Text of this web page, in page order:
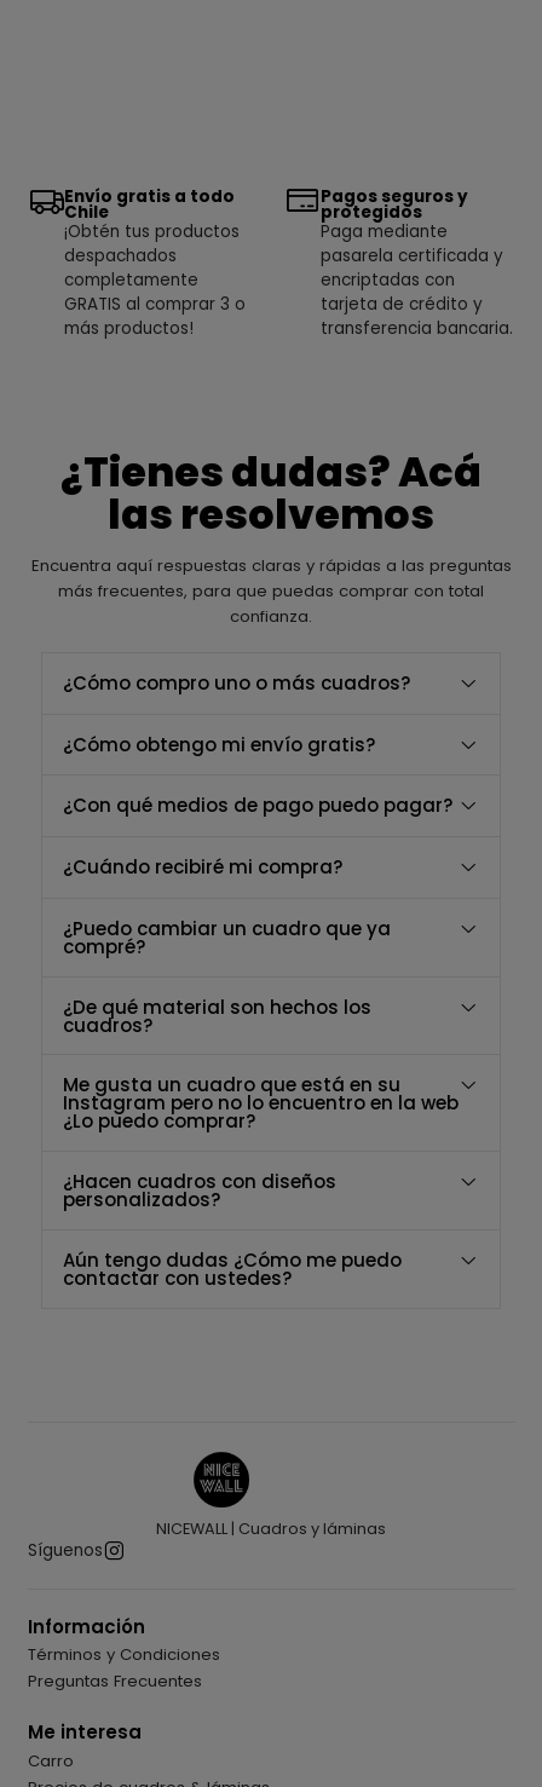
Envío gratis a todo
Chile
¡Obtén tus productos
despachados
completamente
GRATIS al comprar 3 o
más productos!
Pagos seguros y
protegidos
Paga mediante
pasarela certificada y
encriptadas con
tarjeta de crédito y
transferencia bancaria.
¿Tienes dudas? Acá
las resolvemos
Encuentra aquí respuestas claras y rápidas a las preguntas
más frecuentes, para que puedas comprar con total
confianza.
¿Cómo compro uno o más cuadros?
¿Cómo obtengo mi envío gratis?
¿Con qué medios de pago puedo pagar?
¿Cuándo recibiré mi compra?
¿Puedo cambiar un cuadro que ya
compré?
¿De qué material son hechos los
cuadros?
Me gusta un cuadro que está en su
Instagram pero no lo encuentro en la web
¿Lo puedo comprar?
¿Hacen cuadros con diseños
personalizados?
Aún tengo dudas ¿Cómo me puedo
contactar con ustedes?
NICEWALL | Cuadros y láminas
Síguenos
Información
Términos y Condiciones
Preguntas Frecuentes
Me interesa
Carro